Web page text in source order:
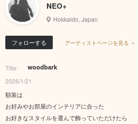
NEO+
Hokkaido, Japan
フォローする アーティストページを見る ＞
Title: woodbark
2026/1/21
額装は
お好みやお部屋のインテリアに合った
お好きなスタイルを選んで飾っていただけたら